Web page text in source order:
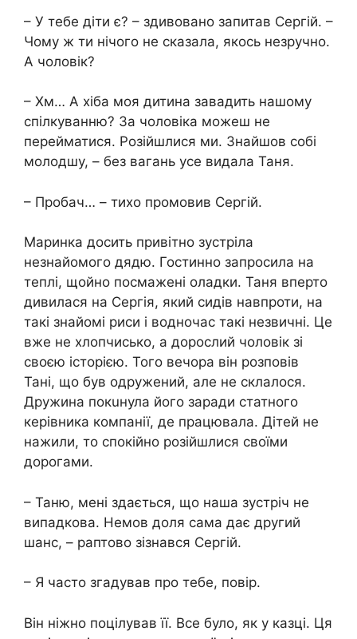
– У тебе діти є? – здивовано запитав Сергій. –
Чому ж ти нічого не сказала, якось незручно.
А чоловік?
– Хм… А хіба моя дитина завадить нашому
спілкуванню? За чоловіка можеш не
перейматися. Розійшлися ми. Знайшов собі
молодшу, – без вагань усе видала Таня.
– Пробач… – тихо промовив Сергій.
Маринка досить привітно зустріла
незнайомого дядю. Гостинно запросила на
теплі, щойно посмажені оладки. Таня вперто
дивилася на Сергія, який сидів навпроти, на
такі знайомі риси і водночас такі незвичні. Це
вже не хлопчисько, а дорослий чоловік зі
своєю історією. Того вечора він розповів
Тані, що був одружений, але не склалося.
Дружина покuнула його заради статного
керівника компанії, де працювала. Дітей не
нажили, то спокійно розійшлися своїми
дорогами.
– Таню, мені здається, що наша зустріч не
випадкова. Немов доля сама дає другий
шанс, – раптово зізнався Сергій.
– Я часто згадував про тебе, повір.
Він ніжно пoцiлував її. Все було, як у казці. Ця